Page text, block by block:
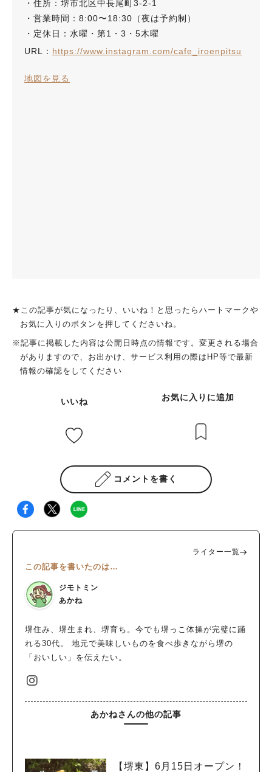
・住所：堺市北区中長尾町3-2-1
・営業時間：8:00〜18:30（夜は予約制）
・定休日：水曜・第1・3・5木曜
URL： https://www.instagram.com/cafe_iroenpitsu
地図を見る
★この記事が気になったり、いいね！と思ったらハートマークや
お気に入りのボタンを押してくださいね。
※記事に掲載した内容は公開日時点の情報です。変更される場合
がありますので、お出かけ、サービス利用の際はHP等で最新
情報の確認をしてください
いいね お気に入りに追加
コメントを書く
ライター一覧
この記事を書いたのは…
ジモトミン
あかね
堺住み、堺生まれ、堺育ち。今でも堺っこ体操が完璧に踊
れる30代。 地元で美味しいものを食べ歩きながら堺の
「おいしい」を伝えたい。
あかねさんの他の記事
【堺東】6月15日オープン！